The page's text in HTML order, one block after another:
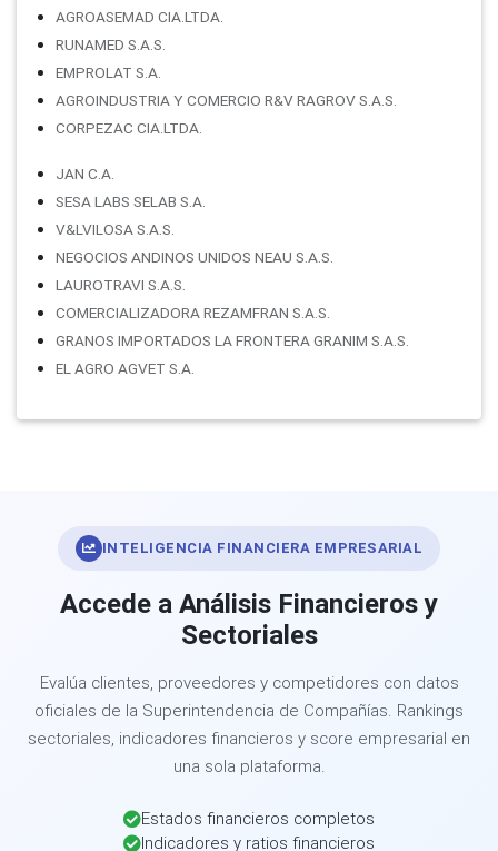
AGROASEMAD CIA.LTDA.
RUNAMED S.A.S.
EMPROLAT S.A.
AGROINDUSTRIA Y COMERCIO R&V RAGROV S.A.S.
CORPEZAC CIA.LTDA.
JAN C.A.
SESA LABS SELAB S.A.
V&LVILOSA S.A.S.
NEGOCIOS ANDINOS UNIDOS NEAU S.A.S.
LAUROTRAVI S.A.S.
COMERCIALIZADORA REZAMFRAN S.A.S.
GRANOS IMPORTADOS LA FRONTERA GRANIM S.A.S.
EL AGRO AGVET S.A.
INTELIGENCIA FINANCIERA EMPRESARIAL
Accede a Análisis Financieros y
Sectoriales
Evalúa clientes, proveedores y competidores con datos
oficiales de la Superintendencia de Compañías. Rankings
sectoriales, indicadores financieros y score empresarial en
una sola plataforma.
Estados financieros completos
Indicadores y ratios financieros